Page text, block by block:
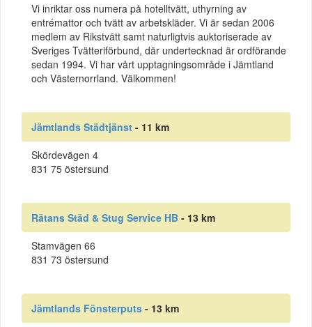
Vi inriktar oss numera på hotelltvätt, uthyrning av
entrémattor och tvätt av arbetskläder. Vi är sedan 2006
medlem av Rikstvätt samt naturligtvis auktoriserade av
Sveriges Tvätteriförbund, där undertecknad är ordförande
sedan 1994. Vi har vårt upptagningsområde i Jämtland
och Västernorrland. Välkommen!
Jämtlands Städtjänst - 11 km
Skördevägen 4
831 75 östersund
Rätans Städ & Stug Service HB - 13 km
Stamvägen 66
831 73 östersund
Jämtlands Fönsterputs - 13 km